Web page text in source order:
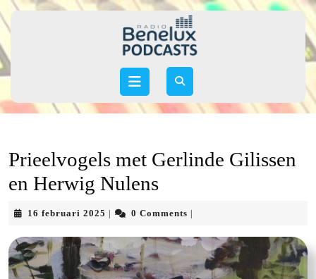
Skip
to
Open
Prieelvogels met Gerlinde Gilissen
en Herwig Nulens
16 februari 2025 16
2025
0 Comments